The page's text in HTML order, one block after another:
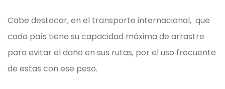
Cabe destacar, en el transporte internacional, que
cada país tiene su capacidad máxima de arrastre
para evitar el daño en sus rutas, por el uso frecuente
de estas con ese peso.